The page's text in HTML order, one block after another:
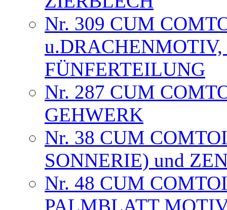
Nr. 309 CUM
FÜNFERTEILUNG
Nr. 287 CUM
GEHWERK
Nr. 38 CUM
SONNERIE) und
Nr. 48 CUM